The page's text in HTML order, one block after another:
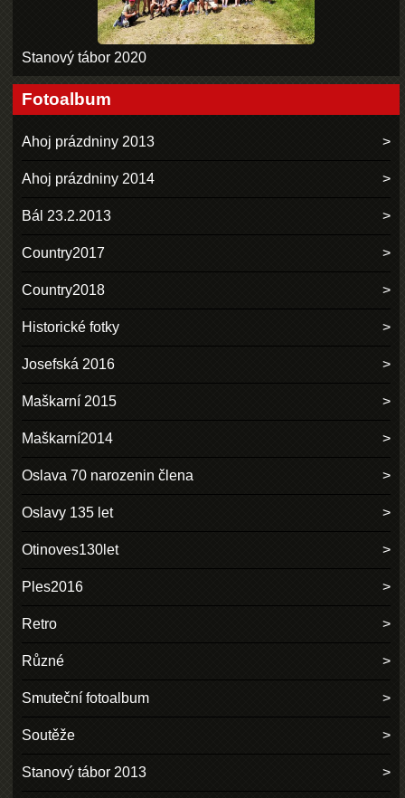
Stanový tábor 2020
Fotoalbum
Ahoj prázdniny 2013
Ahoj prázdniny 2014
Bál 23.2.2013
Country2017
Country2018
Historické fotky
Josefská 2016
Maškarní 2015
Maškarní2014
Oslava 70 narozenin člena
Oslavy 135 let
Otinoves130let
Ples2016
Retro
Různé
Smuteční fotoalbum
Soutěže
Stanový tábor 2013